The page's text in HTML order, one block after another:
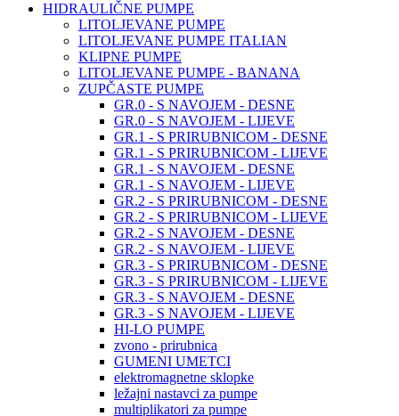
HIDRAULIČNE PUMPE
LITOLJEVANE PUMPE
LITOLJEVANE PUMPE ITALIAN
KLIPNE PUMPE
LITOLJEVANE PUMPE - BANANA
ZUPČASTE PUMPE
GR.0 - S NAVOJEM - DESNE
GR.0 - S NAVOJEM - LIJEVE
GR.1 - S PRIRUBNICOM - DESNE
GR.1 - S PRIRUBNICOM - LIJEVE
GR.1 - S NAVOJEM - DESNE
GR.1 - S NAVOJEM - LIJEVE
GR.2 - S PRIRUBNICOM - DESNE
GR.2 - S PRIRUBNICOM - LIJEVE
GR.2 - S NAVOJEM - DESNE
GR.2 - S NAVOJEM - LIJEVE
GR.3 - S PRIRUBNICOM - DESNE
GR.3 - S PRIRUBNICOM - LIJEVE
GR.3 - S NAVOJEM - DESNE
GR.3 - S NAVOJEM - LIJEVE
HI-LO PUMPE
zvono - prirubnica
GUMENI UMETCI
elektromagnetne sklopke
ležajni nastavci za pumpe
multiplikatori za pumpe